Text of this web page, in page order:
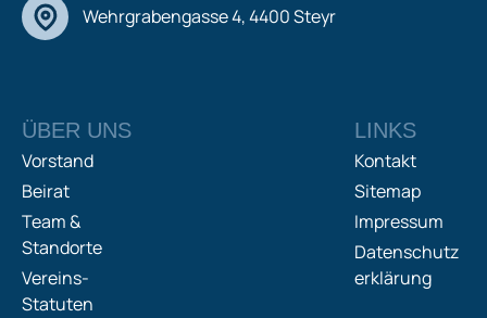
Wehrgrabengasse 4, 4400 Steyr
ÜBER UNS
Vorstand
Beirat
Team &
Standorte
Vereins-
Statuten
LINKS
Kontakt
Sitemap
Impressum
Datenschutz
erklärung